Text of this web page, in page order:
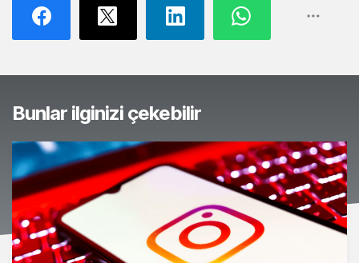
Bunlar ilginizi çekebilir